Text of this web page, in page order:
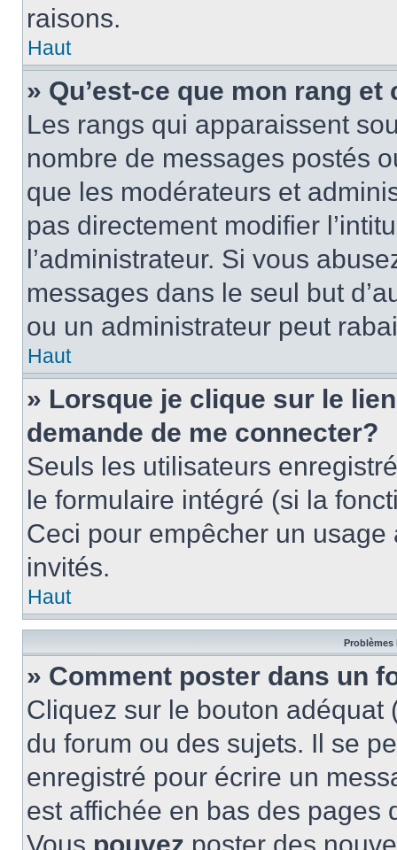
raisons.
Haut
» Qu’est-ce que mon rang
Les rangs qui apparaissent
nombre de messages postés
que les modérateurs et
pas directement modifier
l’administrateur. Si vous
messages dans le seul but
ou un administrateur peut
Haut
» Lorsque je clique sur le
demande de me connecter?
Seuls les utilisateurs
le formulaire intégré (si la
Ceci pour empêcher un
invités.
Haut
Problèmes
» Comment poster dans un
Cliquez sur le bouton
du forum ou des sujets. Il se
enregistré pour écrire un
est affichée en bas des pages